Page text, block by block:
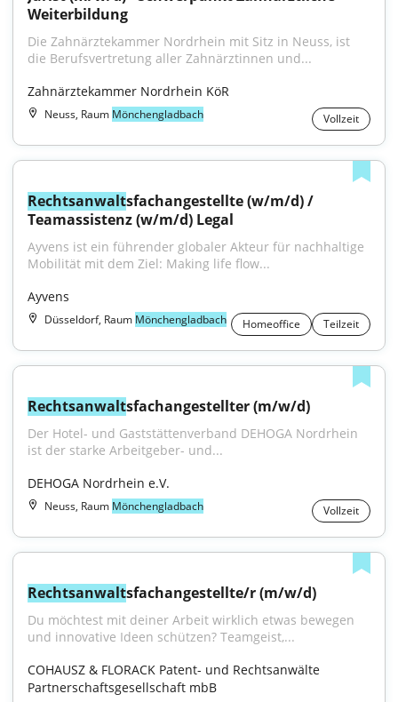
Weiterbildung
Die Zahnärztekammer Nordrhein mit Sitz in Neuss, ist
die Berufsvertretung aller Zahnärztinnen und...
Zahnärztekammer Nordrhein KöR
Neuss, Raum Mönchengladbach Vollzeit
Rechtsanwaltsfachangestellte (w/m/d) /
Teamassistenz (w/m/d) Legal
Ayvens ist ein führender globaler Akteur für nachhaltige
Mobilität mit dem Ziel: Making life flow...
Ayvens
Düsseldorf, Raum Mönchengladbach Homeoffice Teilzeit
Rechtsanwaltsfachangestellter (m/w/d)
Der Hotel- und Gaststättenverband DEHOGA Nordrhein
ist der starke Arbeitgeber- und...
DEHOGA Nordrhein e.V.
Neuss, Raum Mönchengladbach Vollzeit
Rechtsanwaltsfachangestellte/r (m/w/d)
Du möchtest mit deiner Arbeit wirklich etwas bewegen
und innovative Ideen schützen? Teamgeist,...
COHAUSZ & FLORACK Patent- und Rechtsanwälte
Partnerschaftsgesellschaft mbB